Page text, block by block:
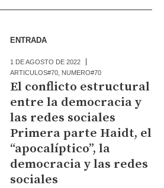
ENTRADA
1 DE AGOSTO DE 2022
ARTICULOS#70 NUMERO#70
El conflicto estructural
entre la democracia y
las redes sociales
Primera parte Haidt, el
“apocalíptico”, la
democracia y las redes
sociales